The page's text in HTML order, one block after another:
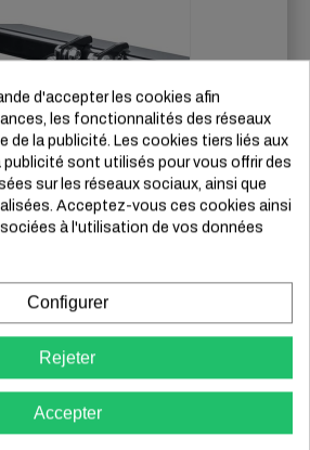
Peugeot
sans outil
pas de version
d'accepter les cookies afin
les fonctionnalités des réseaux
de la publicité. Les cookies tiers liés aux
publicité sont utilisés pour vous offrir des
sur les réseaux sociaux, ainsi que
Acceptez-vous ces cookies ainsi
à l'utilisation de vos données
Configurer
Rejeter
Accepter